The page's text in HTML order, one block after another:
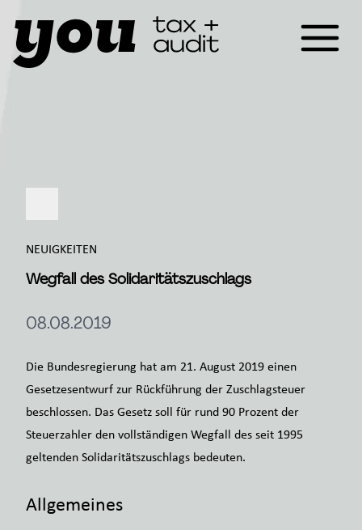
NEUIGKEITEN
Wegfall des Solidaritätszuschlags
08.08.2019
Die Bundesregierung hat am 21. August 2019 einen
Gesetzesentwurf zur Rückführung der Zuschlagsteuer
beschlossen. Das Gesetz soll für rund 90 Prozent der
Steuerzahler den vollständigen Wegfall des seit 1995
geltenden Solidaritätszuschlags bedeuten.
Allgemeines